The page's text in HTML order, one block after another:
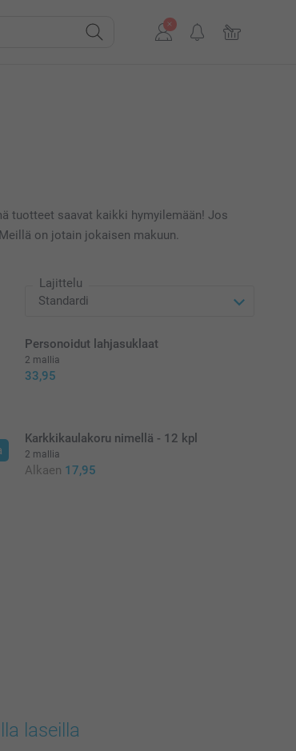
tuotteet saavat kaikki hymyilemään! Jos
on jotain jokaisen makuun.
Lajittelu
Personoidut lahjasuklaat
2 mallia
33,95
Karkkikaulakoru nimellä - 12 kpl
2 mallia
Alkaen 17,95
laseilla